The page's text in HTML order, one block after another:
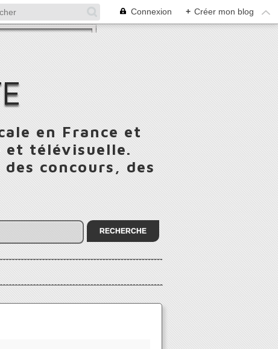
Connexion + Créer mon blog
en France et
et télévisuelle.
concours, des